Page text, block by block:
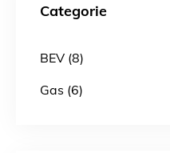
Categorie
BEV (8)
Gas (6)